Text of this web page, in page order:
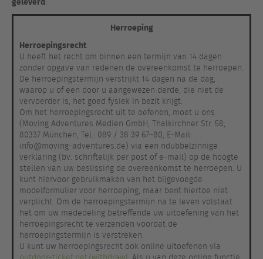
Herroeping
Herroepingsrecht
U heeft het recht om binnen een termijn van 14 dagen
zonder opgave van redenen de overeenkomst te herroepen.
De herroepingstermijn verstrijkt 14 dagen na de dag,
waarop u of een door u aangewezen derde, die niet de
vervoerder is, het goed fysiek in bezit krijgt.
Om het herroepingsrecht uit te oefenen, moet u ons
(Moving Adventures Medien GmbH, Thalkirchner Str. 58,
80337 München, Tel.: 089 / 38 39 67–80, E-Mail:
info@moving-adventures.de) via een ndubbelzinnige
verklaring (bv. schriftelijk per post of e-mail) op de hoogte
stellen van uw beslissing de overeenkomst te herroepen. U
kunt hiervoor gebruikmaken van het bijgevoegde
modelformulier voor herroeping, maar bent hiertoe niet
verplicht. Om de herroepingstermijn na te leven volstaat
het om uw mededeling betreffende uw uitoefening van het
herroepingsrecht te verzenden voordat de
herroepingstermijn is verstreken.
U kunt uw herroepingsrecht ook online uitoefenen via